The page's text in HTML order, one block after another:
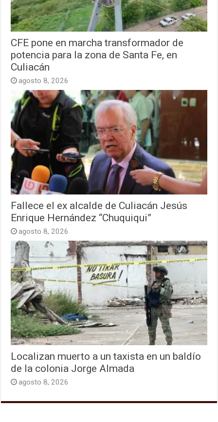
CFE pone en marcha transformador de
potencia para la zona de Santa Fe, en
Culiacán
agosto 8, 2026
Fallece el ex alcalde de Culiacán Jesús
Enrique Hernández “Chuquiqui”
agosto 8, 2026
Localizan muerto a un taxista en un baldío
de la colonia Jorge Almada
agosto 8, 2026